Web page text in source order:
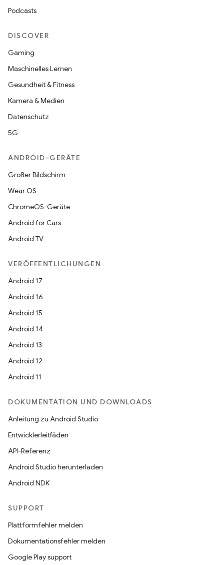
Podcasts
DISCOVER
Gaming
Maschinelles Lernen
Gesundheit & Fitness
Kamera & Medien
Datenschutz
5G
ANDROID-GERÄTE
Großer Bildschirm
Wear OS
ChromeOS-Geräte
Android for Cars
Android TV
VERÖFFENTLICHUNGEN
Android 17
Android 16
Android 15
Android 14
Android 13
Android 12
Android 11
DOKUMENTATION UND DOWNLOADS
Anleitung zu Android Studio
Entwicklerleitfäden
API-Referenz
Android Studio herunterladen
Android NDK
SUPPORT
Plattformfehler melden
Dokumentationsfehler melden
Google Play support